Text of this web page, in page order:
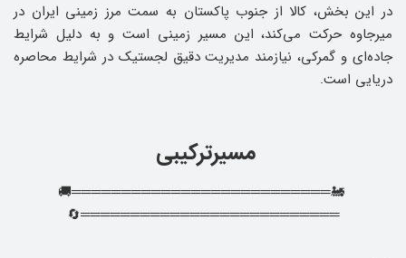
در این بخش، کالا از جنوب پاکستان به سمت مرز زمینی ایران در
میرجاوه حرکت می‌کند، این مسیر زمینی است و به دلیل شرایط
جاده‌ای و گمرکی، نیازمند مدیریت دقیق لجستیک در شرایط محاصره
دریایی است.
مسیرترکیبی
🚂══════════════════════════🚚
══════════════════════════🔄